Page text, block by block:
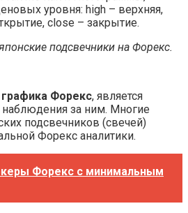
уровня: high – верхняя,
close – закрытие.
подсвечники на Форекс.
Форекс, является
наблюдения за ним. Многие
подсвечников (свечей)
Форекс аналитики.
Форекс с минимальным